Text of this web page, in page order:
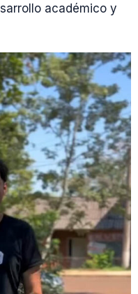
académico y